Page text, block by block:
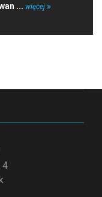
... więcej
4